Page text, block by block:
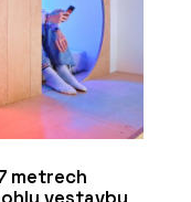
metrech